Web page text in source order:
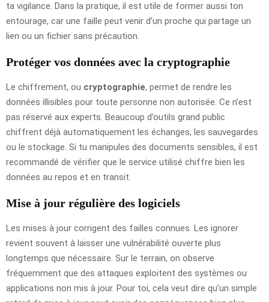
ta vigilance. Dans la pratique, il est utile de former aussi ton
entourage, car une faille peut venir d’un proche qui partage un
lien ou un fichier sans précaution.
Protéger vos données avec la cryptographie
Le chiffrement, ou cryptographie, permet de rendre les
données illisibles pour toute personne non autorisée. Ce n’est
pas réservé aux experts. Beaucoup d’outils grand public
chiffrent déjà automatiquement les échanges, les sauvegardes
ou le stockage. Si tu manipules des documents sensibles, il est
recommandé de vérifier que le service utilisé chiffre bien les
données au repos et en transit.
Mise à jour régulière des logiciels
Les mises à jour corrigent des failles connues. Les ignorer
revient souvent à laisser une vulnérabilité ouverte plus
longtemps que nécessaire. Sur le terrain, on observe
fréquemment que des attaques exploitent des systèmes ou
applications non mis à jour. Pour toi, cela veut dire qu’un simple